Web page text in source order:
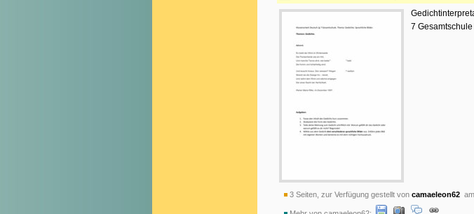
7
3 Seiten, zur Verfügung gestellt von camaeleon62